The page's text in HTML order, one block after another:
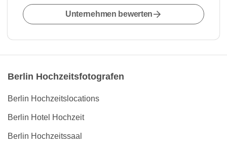
Unternehmen bewerten
Berlin Hochzeitsfotografen
Berlin Hochzeitslocations
Berlin Hotel Hochzeit
Berlin Hochzeitssaal